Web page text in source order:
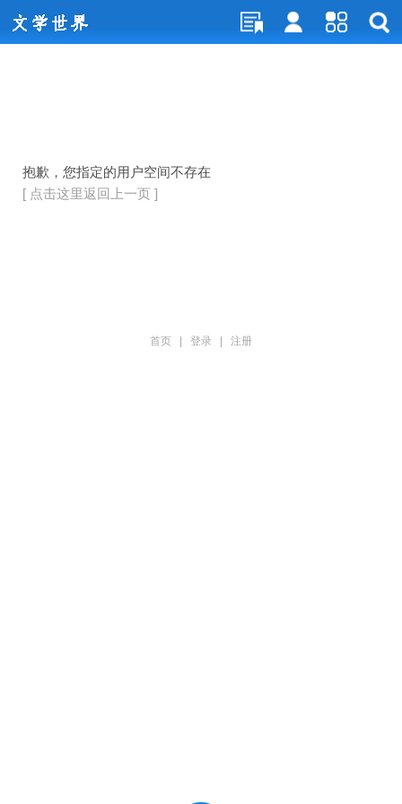
抱歉，您指定的用户空间不存在
[ 点击这里返回上一页 ]
首页 登录 注册